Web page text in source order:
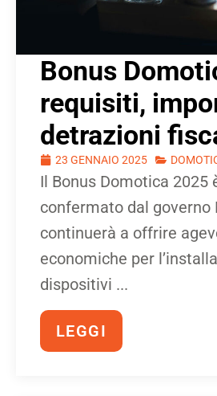
Bonus
requisiti,
detrazioni
23 GENNAIO 2025
Il Bonus Domotica 2025
confermato dal governo
continuerà a offrire
economiche per
dispositivi ...
LEGGI